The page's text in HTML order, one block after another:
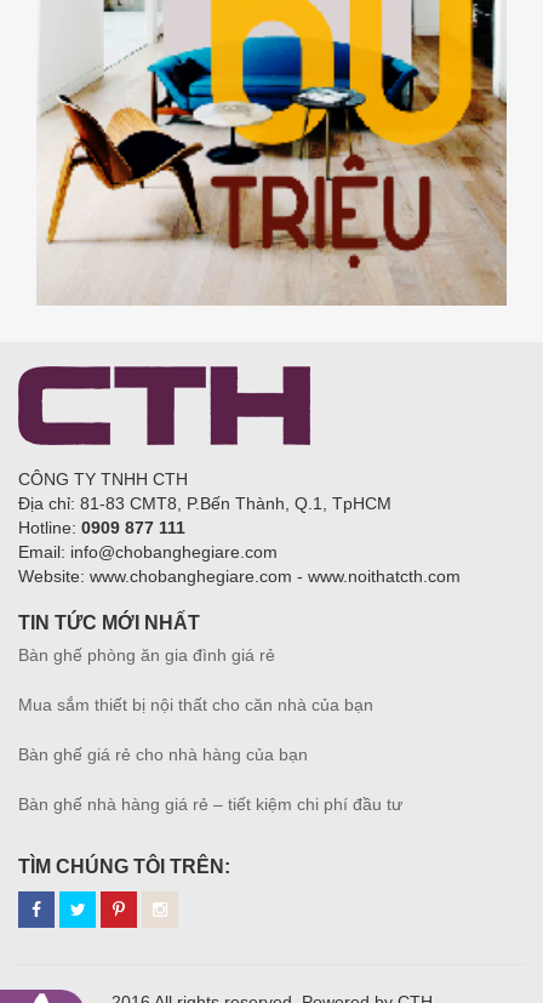
CÔNG TY TNHH CTH
Địa chỉ: 81-83 CMT8, P.Bến Thành, Q.1, TpHCM
Hotline: 0909 877 111
Email: info@chobanghegiare.com
Website: www.chobanghegiare.com - www.noithatcth.com
TIN TỨC MỚI NHẤT
Bàn ghế phòng ăn gia đình giá rẻ
Mua sắm thiết bị nội thất cho căn nhà của bạn
Bàn ghế giá rẻ cho nhà hàng của bạn
Bàn ghế nhà hàng giá rẻ – tiết kiệm chi phí đầu tư
TÌM CHÚNG TÔI TRÊN: